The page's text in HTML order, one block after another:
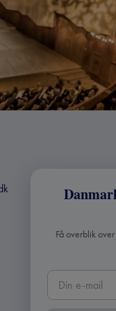
Få overblik